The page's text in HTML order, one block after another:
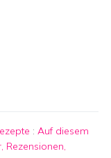
: Auf diesem
Rezensionen,